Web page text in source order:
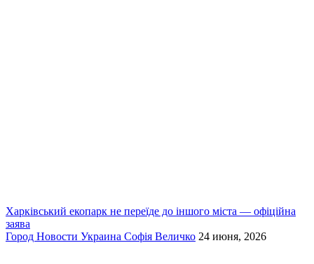
Харківський екопарк не переїде до іншого міста — офіційна
заява
Город Новости Украина Софія Величко 24 июня, 2026